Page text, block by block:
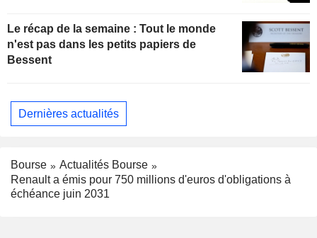
Le récap de la semaine : Tout le monde
n'est pas dans les petits papiers de
Bessent
Dernières actualités
Bourse
Actualités Bourse
Renault a émis pour 750 millions d'euros d'obligations à
échéance juin 2031